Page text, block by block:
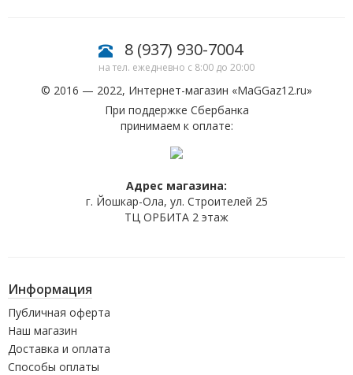
8 (937) 930-7004
на тел. ежедневно с 8:00 до 20:00
© 2016 — 2022, Интернет-магазин «MaGGaz12.ru»
При поддержке Сбербанка
принимаем к оплате:
Адрес магазина:
г. Йошкар-Ола, ул. Строителей 25
ТЦ ОРБИТА 2 этаж
Информация
Публичная оферта
Наш магазин
Доставка и оплата
Способы оплаты